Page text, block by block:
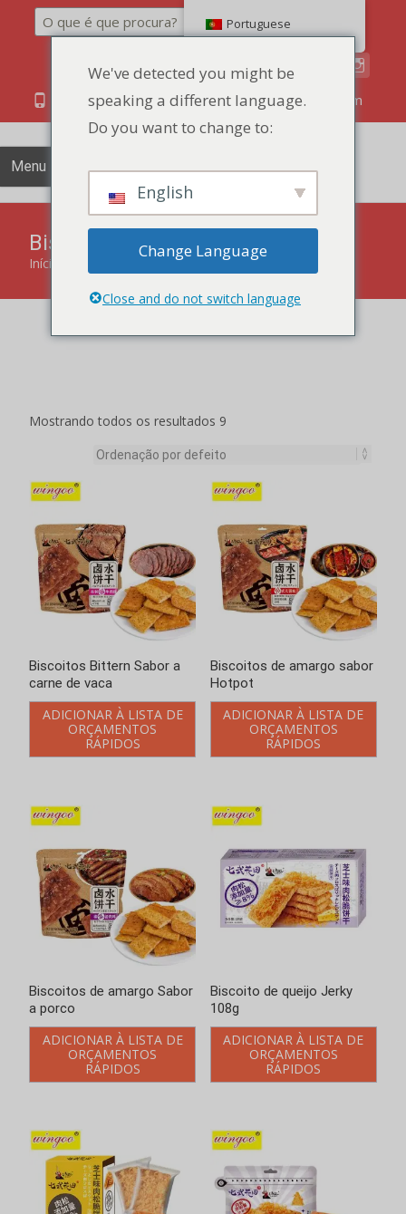
Pesquisar
86 134 170 266 43 YettaDon@outlook.com
Menu
Biscoitos à moda chinesa
Início Biscoitos à moda chinesa
Mostrando todos os resultados 9
Biscoitos Bittern Sabor a
carne de vaca
ADICIONAR À LISTA DE
ORÇAMENTOS
RÁPIDOS
Biscoitos de amargo sabor
Hotpot
ADICIONAR À LISTA DE
ORÇAMENTOS
RÁPIDOS
Biscoitos de amargo Sabor
a porco
ADICIONAR À LISTA DE
ORÇAMENTOS
RÁPIDOS
Biscoito de queijo Jerky
108g
ADICIONAR À LISTA DE
ORÇAMENTOS
RÁPIDOS
Portuguese
We've detected you might be
speaking a different language.
Do you want to change to:
English
Change Language
Close and do not switch language